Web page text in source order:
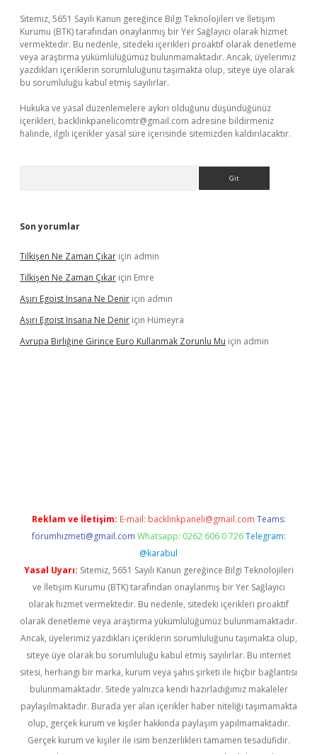
Sitemiz, 5651 Sayılı Kanun gereğince Bilgi Teknolojileri ve İletişim
Kurumu (BTK) tarafından onaylanmış bir Yer Sağlayıcı olarak hizmet
vermektedir. Bu nedenle, sitedeki içerikleri proaktif olarak denetleme
veya araştırma yükümlülüğümüz bulunmamaktadır. Ancak, üyelerimiz
yazdıkları içeriklerin sorumluluğunu taşımakta olup, siteye üye olarak
bu sorumluluğu kabul etmiş sayılırlar.
Hukuka ve yasal düzenlemelere aykırı olduğunu düşündüğünüz
içerikleri, backlinkpanelicomtr@gmail.com adresine bildirmeniz
halinde, ilgili içerikler yasal süre içerisinde sitemizden kaldırılacaktır.
Son yorumlar
Tilkişen Ne Zaman Çıkar için admin
Tilkişen Ne Zaman Çıkar için Emre
Aşırı Egoist Insana Ne Denir için admin
Aşırı Egoist Insana Ne Denir için Hümeyra
Avrupa Birliğine Girince Euro Kullanmak Zorunlu Mu için admin
Reklam ve İletişim: E-mail: backlinkpaneli@gmail.com Teams:
forumhizmeti@gmail.com Whatsapp: 0262 606 0 726 Telegram:
@karabul
Yasal Uyarı: Sitemiz, 5651 Sayılı Kanun gereğince Bilgi Teknolojileri
ve İletişim Kurumu (BTK) tarafından onaylanmış bir Yer Sağlayıcı
olarak hizmet vermektedir. Bu nedenle, sitedeki içerikleri proaktif
olarak denetleme veya araştırma yükümlülüğümüz bulunmamaktadır.
Ancak, üyelerimiz yazdıkları içeriklerin sorumluluğunu taşımakta olup,
siteye üye olarak bu sorumluluğu kabul etmiş sayılırlar. Bu internet
sitesi, herhangi bir marka, kurum veya şahıs şirketi ile hiçbir bağlantısı
bulunmamaktadır. Sitede yalnızca kendi hazırladığımız makaleler
paylaşılmaktadır. Burada yer alan içerikler haber niteliği taşımamakta
olup, gerçek kurum ve kişiler hakkında paylaşım yapılmamaktadır.
Gerçek kurum ve kişiler ile isim benzerlikleri tamamen tesadüfidir.